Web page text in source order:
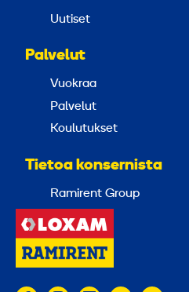
Uutiset
Palvelut
Vuokraa
Palvelut
Koulutukset
Tietoa konsernista
Ramirent Group